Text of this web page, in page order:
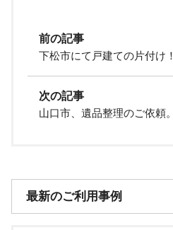
前の記事
下松市にて戸建ての片付け！
次の記事
山口市、遺品整理のご依頼。
最新のご利用事例